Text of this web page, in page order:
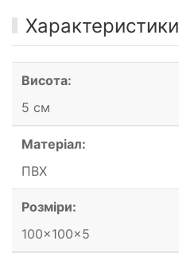
Характеристики
Висота:
5 см
Матеріал:
ПВХ
Розміри:
100x100x5